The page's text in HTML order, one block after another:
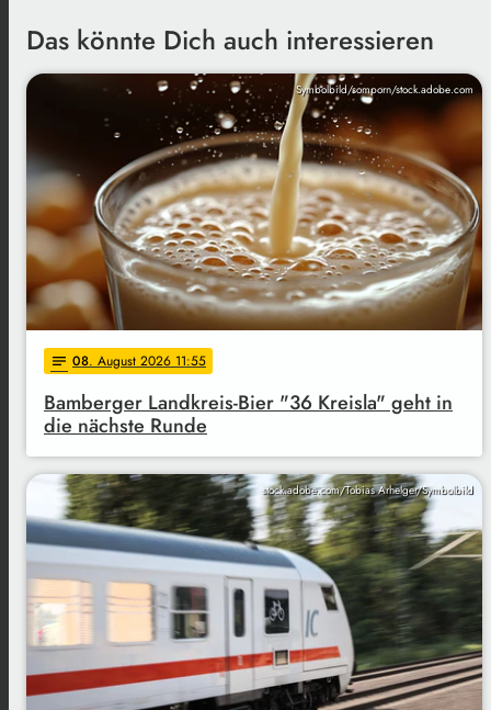
Das könnte Dich auch interessieren
Symbolbild/somporn/stock.adobe.com
notes 08. August 2026 11:55
Bamberger Landkreis-Bier "36 Kreisla" geht in
die nächste Runde
stock.adobe.com/Tobias Arhelger/Symbolbild